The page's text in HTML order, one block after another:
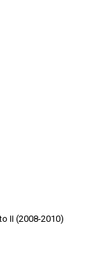
II (2008-2010)